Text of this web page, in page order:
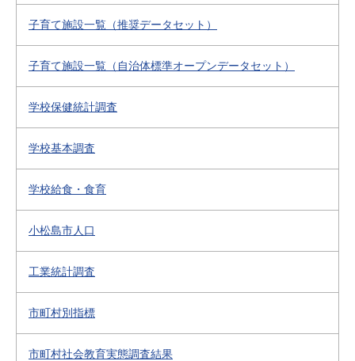
子育て施設一覧（推奨データセット）
子育て施設一覧（自治体標準オープンデータセット）
学校保健統計調査
学校基本調査
学校給食・食育
小松島市人口
工業統計調査
市町村別指標
市町村社会教育実態調査結果